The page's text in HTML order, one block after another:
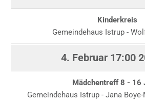
Kinderkreis
Gemeindehaus Istrup -
4. Februar17:00
Mädchentreff 8 - 16
Gemeindehaus Istrup - Jana